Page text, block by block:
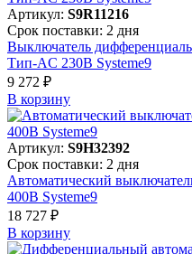
Артикул: S9R11216
Срок поставки: 2 дня
Выключатель
Тип-AC 230В Systeme9
9 272 ₽
В корзинy
Артикул: S9H32392
Срок поставки: 2 дня
Автоматический
400В Systeme9
18 727 ₽
В корзинy